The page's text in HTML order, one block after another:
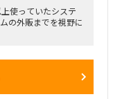
使っていたシステ
の外販までを視野に